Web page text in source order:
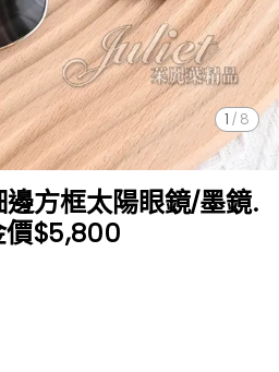
1 / 8
方框太陽眼鏡/墨鏡.
價$5,800